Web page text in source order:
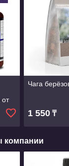
от
Чага
1 550₸
компании